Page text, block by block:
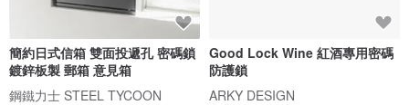
簡約日式信箱 雙面投遞孔 密碼鎖
鍍鋅板製 郵箱 意見箱
鋼鐵力士 STEEL TYCOON
Good Lock Wine 紅酒專用密碼
防護鎖
ARKY DESIGN